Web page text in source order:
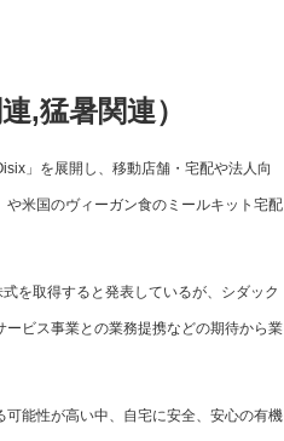
,猛暑関連）
」を展開し、移動店舗・宅配や法人向
米国のヴィーガン食のミールキット宅配
を取得すると発表しているが、シダック
ビス事業との業務提携などの期待から業
能性が高い中、自宅に安全、安心の有機